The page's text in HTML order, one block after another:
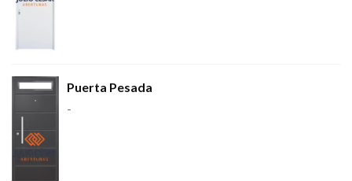
Puerta Pesada
-